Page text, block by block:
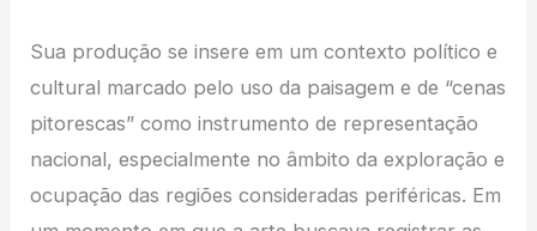
Sua produção se insere em um contexto político e
cultural marcado pelo uso da paisagem e de “cenas
pitorescas” como instrumento de representação
nacional, especialmente no âmbito da exploração e
ocupação das regiões consideradas periféricas. Em